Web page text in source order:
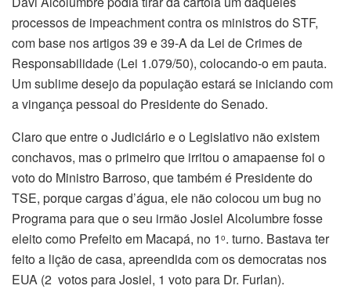
processos de impeachment contra os ministros do STF,
com base nos artigos 39 e 39-A da Lei de Crimes de
Responsabilidade (Lei 1.079/50), colocando-o em pauta.
Um sublime desejo da população estará se iniciando com
a vingança pessoal do Presidente do Senado.
Claro que entre o Judiciário e o Legislativo não existem
conchavos, mas o primeiro que irritou o amapaense foi o
voto do Ministro Barroso, que também é Presidente do
TSE, porque cargas d’água, ele não colocou um bug no
Programa para que o seu irmão Josiel Alcolumbre fosse
eleito como Prefeito em Macapá, no 1 o. turno. Bastava ter
feito a lição de casa, apreendida com os democratas nos
EUA (2 votos para Josiel, 1 voto para Dr. Furlan).